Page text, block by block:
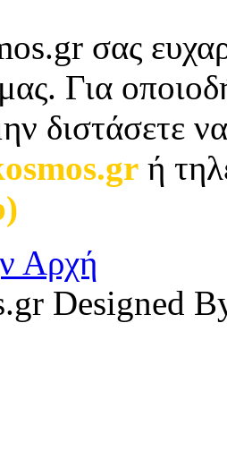
σας
Για
διστάσετε
ή
Αρχή
Designed